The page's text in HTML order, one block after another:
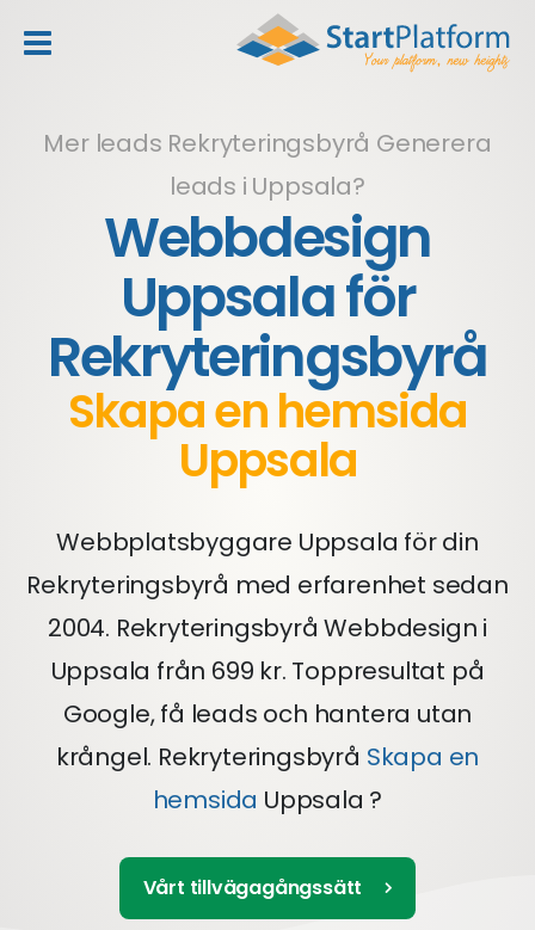
Mer leads Rekryteringsbyrå Generera
leads i Uppsala?
Webbdesign
Uppsala för
Rekryteringsbyrå
Skapa en hemsida
Uppsala
Webbplatsbyggare Uppsala för din
Rekryteringsbyrå med erfarenhet sedan
2004. Rekryteringsbyrå Webbdesign i
Uppsala från 699 kr. Toppresultat på
Google, få leads och hantera utan
krångel. Rekryteringsbyrå Skapa en
hemsida Uppsala ?
Vårt tillvägagångssätt
header_toggle_navigation